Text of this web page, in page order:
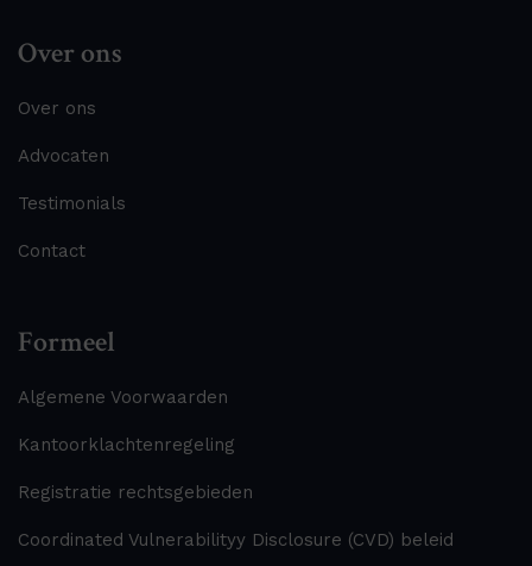
Over ons
Over ons
Advocaten
Testimonials
Contact
Formeel
Algemene Voorwaarden
Kantoorklachtenregeling
Registratie rechtsgebieden
Coordinated Vulnerabilityy Disclosure (CVD) beleid